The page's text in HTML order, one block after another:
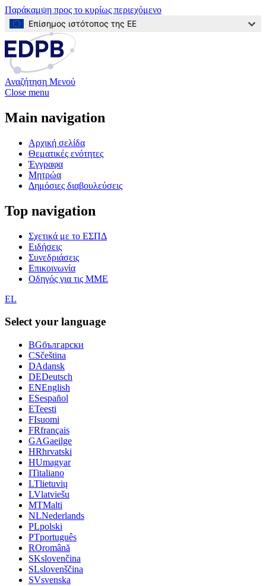
Παράκαμψη προς το κυρίως περιεχόμενο
Επίσημος ιστότοπος της ΕΕ
Αναζήτηση Μενού
Close menu
Main navigation
Αρχική σελίδα
Θεματικές ενότητες
Έγγραφα
Μητρώα
Δημόσιες διαβουλεύσεις
Top navigation
Σχετικά με το ΕΣΠΔ
Ειδήσεις
Συνεδριάσεις
Επικοινωνία
Οδηγός για τις ΜΜΕ
EL
Select your language
BGбългарски
CSčeština
DAdansk
DEDeutsch
ENEnglish
ESespañol
ETeesti
FIsuomi
FRfrançais
GAGaeilge
HRhrvatski
HUmagyar
ITitaliano
LTlietuvių
LVlatviešu
MTMalti
NLNederlands
PLpolski
PTportuguês
ROromână
SKslovenčina
SLslovenščina
SVsvenska